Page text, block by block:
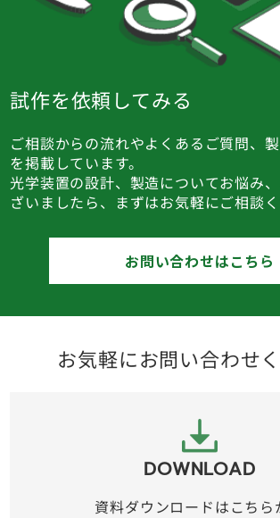
試作を依頼してみる
ご相談からの流れやよくあるご質問、
を掲載しています。
光学装置の設計、製造についてお悩み
ざいましたら、まずはお気軽にご相談く
お問い合わせはこちら
お気軽にお問い合わせ
DOWNLOAD
資料ダウンロードはこちら